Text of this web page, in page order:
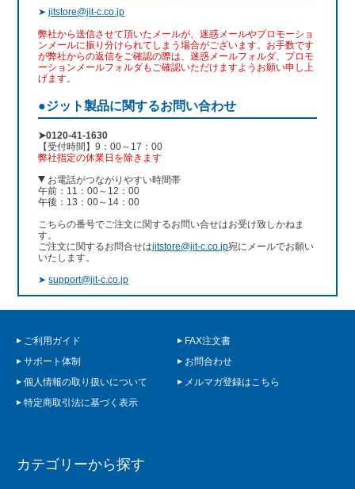
➤jitstore@jit-c.co.jp
弊社から送信させて頂いたメールが、迷惑メールやプロモーショ
ンメールに振り分けられてしまう場合がございます。お手数です
が弊社からの返信をご確認の際は、迷惑メールフォルダ、プロモ
ーションメールフォルダもご確認いただけますようお願い申し上
げます。
●ジット製品に関するお問い合わせ
➤0120-41-1630
【受付時間】9：00～17：00
弊社指定の休業日を除きます
お電話がつながりやすい時間帯
午前：11：00～12：00
午後：13：00～14：00
こちらの番号でご注文に関するお問い合せはお受け致しかねま
す。
ご注文に関するお問合せはjitstore@jit-c.co.jp宛にメールでお願い
いたします。
➤support@jit-c.co.jp
ご利用ガイド
FAX注文書
サポート体制
お問合わせ
個人情報の取り扱いについて
メルマガ登録はこちら
特定商取引法に基づく表示
カテゴリーから探す